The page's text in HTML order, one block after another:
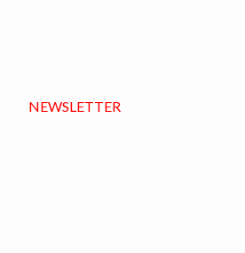
NEWSLETTER